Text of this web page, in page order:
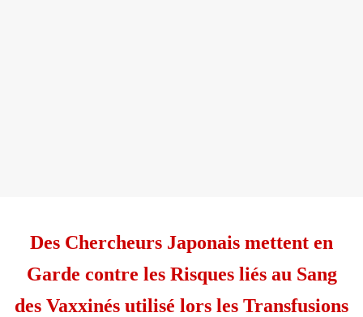
Des Chercheurs Japonais mettent en
Garde contre les Risques liés au Sang
des Vaxxinés utilisé lors les Transfusions